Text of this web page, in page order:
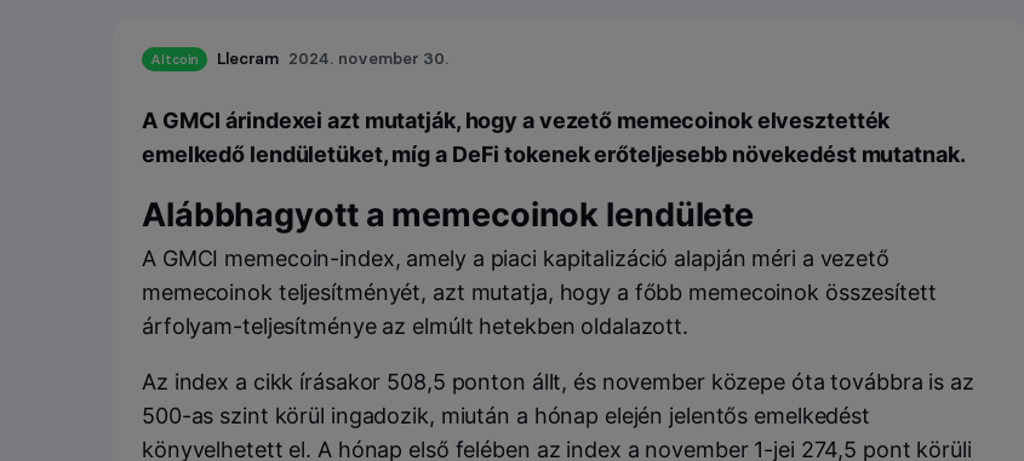
Altcoin Llecram 2024. november 30.
A GMCI árindexei azt mutatják, hogy a vezető memecoinok elvesztették
emelkedő lendületüket, míg a DeFi tokenek erőteljesebb növekedést mutatnak.
Alábbhagyott a memecoinok lendülete
A GMCI memecoin-index, amely a piaci kapitalizáció alapján méri a vezető
memecoinok teljesítményét, azt mutatja, hogy a főbb memecoinok összesített
árfolyam-teljesítménye az elmúlt hetekben oldalazott.
Az index a cikk írásakor 508,5 ponton állt, és november közepe óta továbbra is az
500-as szint körül ingadozik, miután a hónap elején jelentős emelkedést
könyvelhetett el. A hónap első felében az index a november 1-jei 274,5 pont körüli